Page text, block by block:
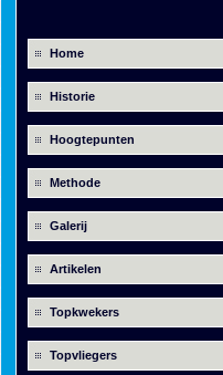
Home
Historie
Hoogtepunten
Methode
Galerij
Artikelen
Topkwekers
Topvliegers